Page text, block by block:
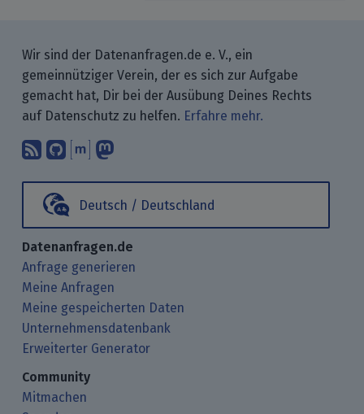
Wir sind der Datenanfragen.de e. V., ein
gemeinnütziger Verein, der es sich zur Aufgabe
gemacht hat, Dir bei der Ausübung Deines Rechts
auf Datenschutz zu helfen. Erfahre mehr.
Abonniere unsere Blogbeiträge mit
Finde uns bei GitHub.
Unterhalte Dich mit uns über
Deutsch / Deutschland
Datenanfragen.de
Anfrage generieren
Meine Anfragen
Meine gespeicherten Daten
Unternehmensdatenbank
Erweiterter Generator
Community
Mitmachen